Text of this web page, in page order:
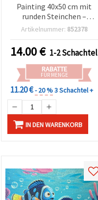
Painting 40x50 cm mit
runden Steinchen –
Vollbild (Full Drill) mit
Fantasy-Kunst, DIY
Bastelset & kreative
Wohndeko JSFH78716
Artikelnummer: 852378
14.00€ 1-2 Schachtel
RABATTE
FÜR MENGE
11.20 €- 20 %3 Schachtel +
IN DEN WARENKORB